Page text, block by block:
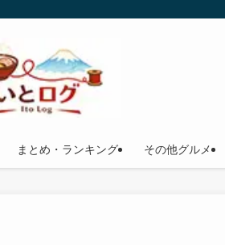
まとめ・ランキング その他グルメ